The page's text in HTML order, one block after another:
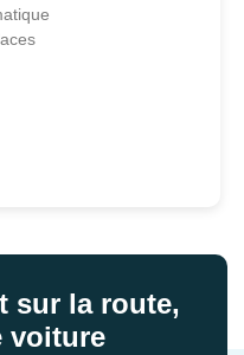
sur la route,
voiture